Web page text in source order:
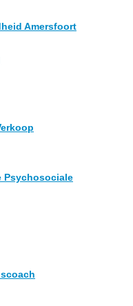
Amersfoort
Psychosociale